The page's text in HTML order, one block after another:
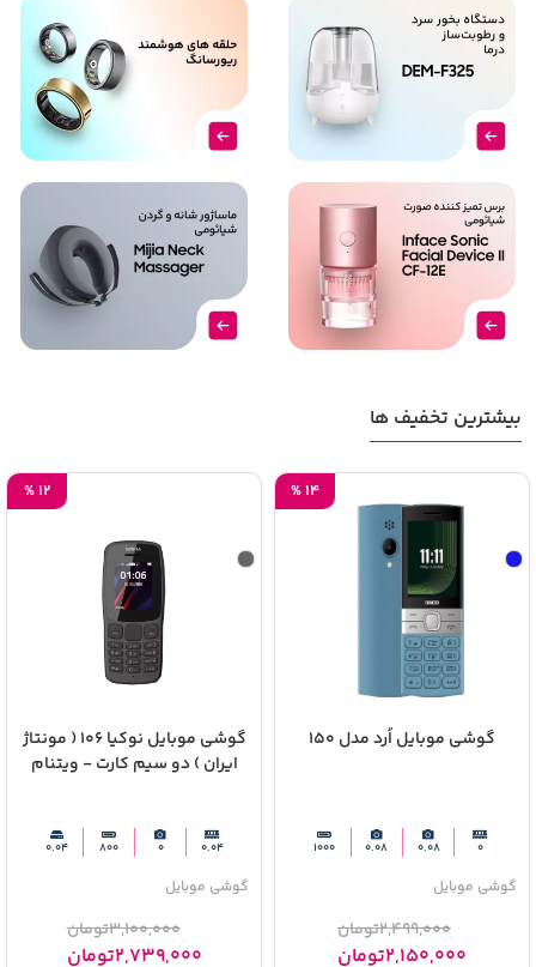
بیشترین تخفیف ها
گوشی موبایل اُرد مدل 150
0
0.08
0.08
1000
گوشی موبایل
2,499,000تومان
2,150,000تومان
14
%
گوشی موبایل نوکیا 106 ( مونتاژ
ایران ) دو سیم‌ کارت - ویتنام
0.04
0
800
0.04
گوشی موبایل
3,100,000تومان
2,739,000تومان
12
%